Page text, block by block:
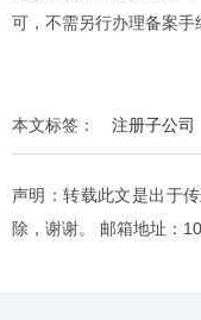
可，不需另行办理备案手
本文标签： 注册子公司
声明：转载此文是出于
除，谢谢。 邮箱地址：